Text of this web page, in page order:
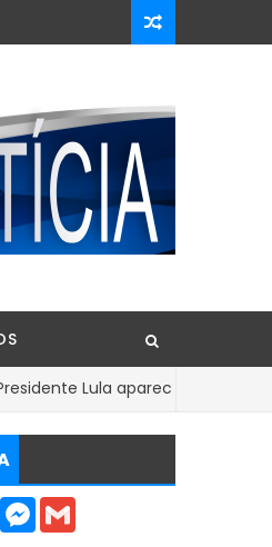
Lula aparece com 39% contra
T
M